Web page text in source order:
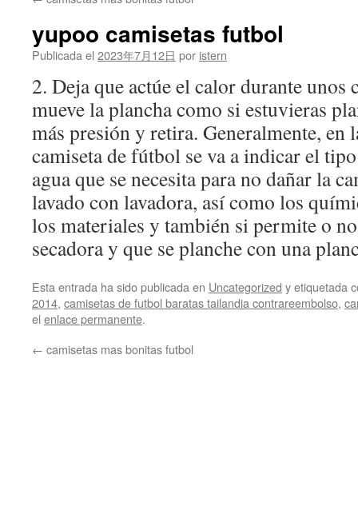
yupoo camisetas futbol
Publicada el 2023年7月12日 por istern
2. Deja que actúe el calor durante unos
mueve la plancha como si estuvieras
más presión y retira. Generalmente, en
camiseta de fútbol se va a indicar el
agua que se necesita para no dañar la
lavado con lavadora, así como los
los materiales y también si permite o
secadora y que se planche con una
Esta entrada ha sido publicada en Uncategorized y etiquetada
2014, camisetas de futbol baratas tailandia contrareembolso,
el enlace permanente.
← camisetas mas bonitas futbol